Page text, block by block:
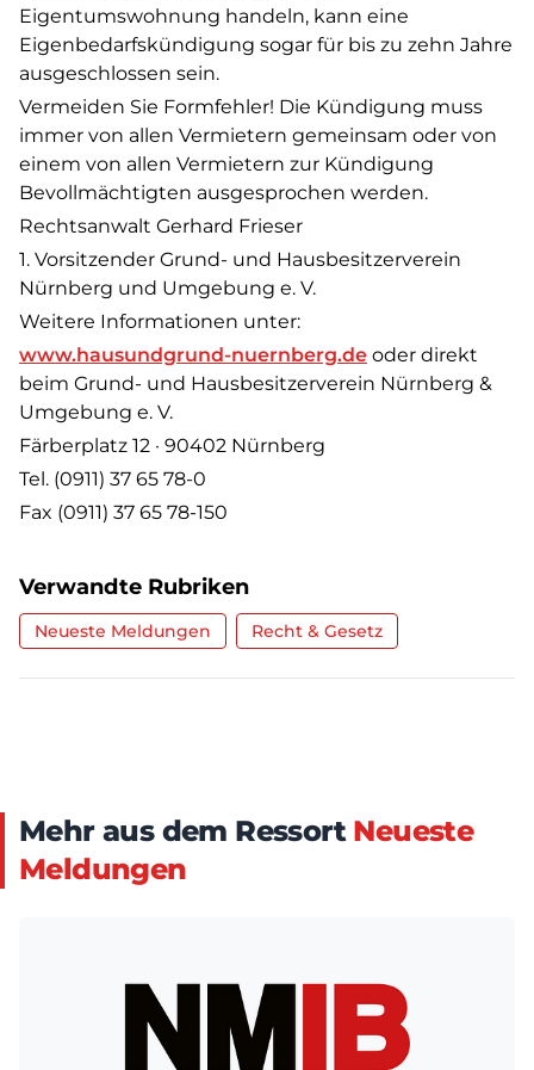
Eigentumswohnung handeln, kann eine
Eigenbedarfskündigung sogar für bis zu zehn Jahre
ausgeschlossen sein.
Vermeiden Sie Formfehler! Die Kündigung muss
immer von allen Vermietern gemeinsam oder von
einem von allen Vermietern zur Kündigung
Bevollmächtigten ausgesprochen werden.
Rechtsanwalt Gerhard Frieser
1. Vorsitzender Grund- und Hausbesitzerverein
Nürnberg und Umgebung e. V.
Weitere Informationen unter:
www.hausundgrund-nuernberg.de oder direkt
beim Grund- und Hausbesitzerverein Nürnberg &
Umgebung e. V.
Färberplatz 12 · 90402 Nürnberg
Tel. (0911) 37 65 78-0
Fax (0911) 37 65 78-150
Verwandte Rubriken
Neueste Meldungen Recht & Gesetz
Mehr aus dem Ressort Neueste
Meldungen